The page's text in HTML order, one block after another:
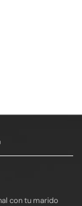
con tu marido